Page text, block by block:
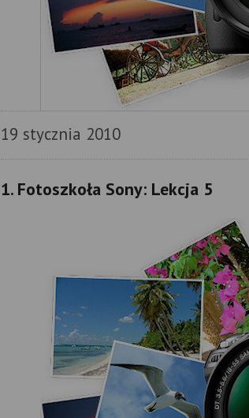
19 stycznia 2010
1. Fotoszkoła Sony: Lekcja 5